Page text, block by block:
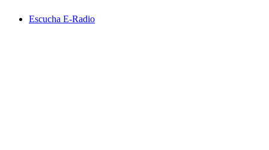
Escucha E-Radio